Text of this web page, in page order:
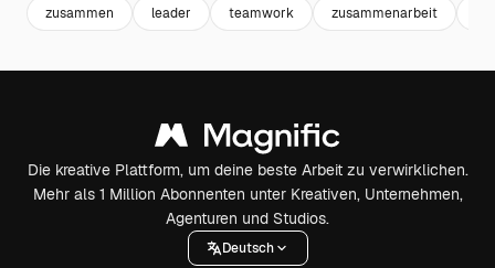
zusammen leader teamwork zusammenarbeit
Die kreative Plattform, um deine beste Arbeit zu verwirklichen.
Mehr als 1 Million Abonnenten unter Kreativen, Unternehmen,
Agenturen und Studios.
Deutsch